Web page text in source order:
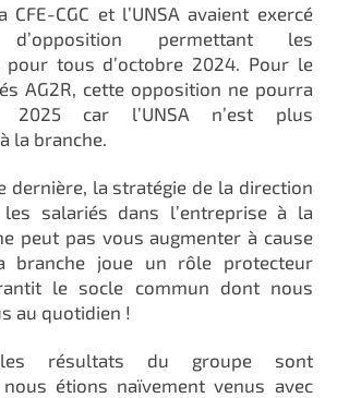
CFE-CGC et l’UNSA avaient exercé
permettant les
pour tous d’octobre 2024. Pour le
AG2R, cette opposition ne pourra
car l’UNSA n’est plus
la branche.
dernière, la stratégie de la direction
les salariés dans l’entreprise à la
peut pas vous augmenter à cause
branche joue un rôle protecteur
le socle commun dont nous
au quotidien !
résultats du groupe sont
étions naïvement venus avec